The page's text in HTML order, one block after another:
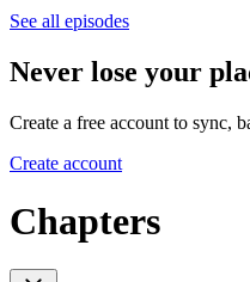
See all episodes
Never lose your
Create a free account to sync,
Create account
Chapters